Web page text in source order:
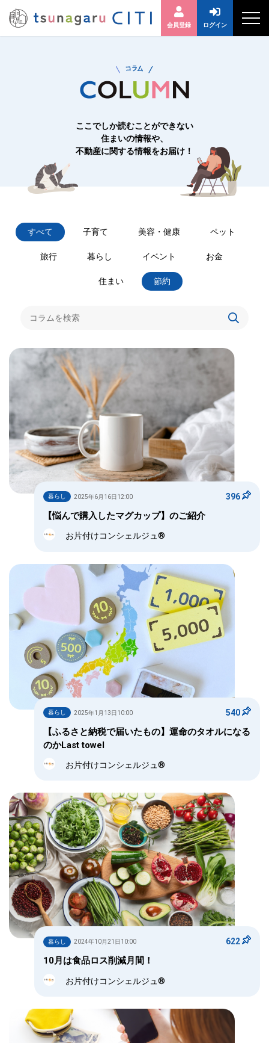
会員登録 ログイン
ここでしか読むことができない
住まいの情報や、
不動産に関する情報をお届け！
すべて 子育て 美容・健康 ペット
旅行 暮らし イベント お金
住まい 節約
暮らし 2025年6月16日12:00 396
【悩んで購入したマグカップ】のご紹介
お片付けコンシェルジュ®
暮らし 2025年1月13日10:00 540
【ふるさと納税で届いたもの】運命のタオルになる
のかLast towel
お片付けコンシェルジュ®
暮らし 2024年10月21日10:00 622
10月は食品ロス削減月間！
お片付けコンシェルジュ®